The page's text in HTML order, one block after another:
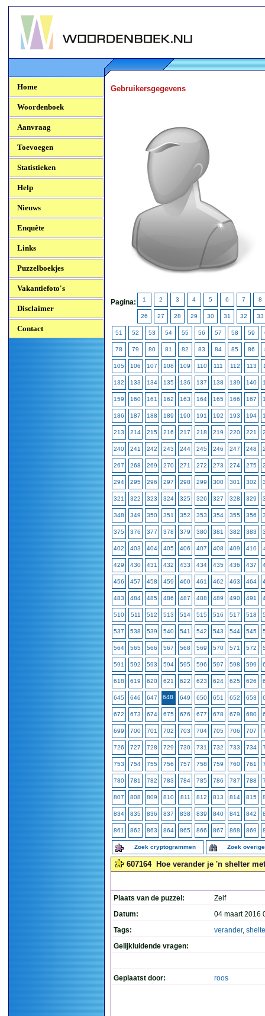
Woordenboek.NU
Home
Woordenboek
Aanvraag
Toevoegen
Statistieken
Help
Nieuws
Enquête
Links
Puzzelboekjes
Vakantiefoto's
Disclaimer
Contact
Gebruikersgegevens
Pagina: 1 2 3 4 5 6 7 8
26 27 28 29 30 31 32 33
51 52 53 54 55 56 57 58 59
78 79 80 81 82 83 84 85 86
105 106 107 108 109 110 111 112 113
132 133 134 135 136 137 138 139 140
159 160 161 162 163 164 165 166 167
186 187 188 189 190 191 192 193 194
213 214 215 216 217 218 219 220 221
240 241 242 243 244 245 246 247 248
267 268 269 270 271 272 273 274 275
294 295 296 297 298 299 300 301 302
321 322 323 324 325 326 327 328 329
348 349 350 351 352 353 354 355 356
375 376 377 378 379 380 381 382 383
402 403 404 405 406 407 408 409 410
429 430 431 432 433 434 435 436 437
456 457 458 459 460 461 462 463 464
483 484 485 486 487 488 489 490 491
510 511 512 513 514 515 516 517 518
537 538 539 540 541 542 543 544 545
564 565 566 567 568 569 570 571 572
591 592 593 594 595 596 597 598 599
618 619 620 621 622 623 624 625 626
645 646 647 648 649 650 651 652 653
672 673 674 675 676 677 678 679 680
699 700 701 702 703 704 705 706 707
726 727 728 729 730 731 732 733 734
753 754 755 756 757 758 759 760 761
780 781 782 783 784 785 786 787 788
807 808 809 810 811 812 813 814 815
834 835 836 837 838 839 840 841 842
861 862 863 864 865 866 867 868 869
Zoek cryptogrammen Zoek
607164 Hoe verander je 'n shelter
Plaats van de puzzel:
Zelf
Datum:
04 maart 2016
Tags:
verander,
Gelijkluidende vragen:
Geplaatst door: roos